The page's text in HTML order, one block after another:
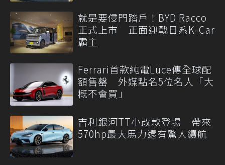
就是要侵門踏戶！BYD Racco
正式上市 正面迎戰日系K-Car
霸主
Ferrari首款純電Luce傳全球配
額售罄 外媒點名5位名人「大
概不會買」
吉利銀河TT小改款登場 帶來
570hp最大馬力還有驚人續航